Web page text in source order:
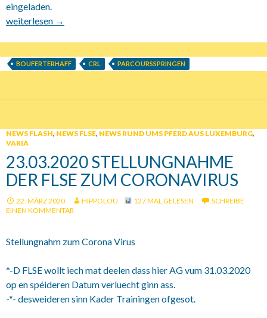
eingeladen.
26.07.2020 Parcoursspringen auf Bouferterhaff
weiterlesen →
BOUFERTERHAFF CRL PARCOURSSPRINGEN
NEWS FLASH, NEWS FLSE, NEWS RUND UMS PFERD AUS LUXEMBURG,
VARIA
23.03.2020 STELLUNGNAHME
DER FLSE ZUM CORONAVIRUS
22. MÄRZ 2020 HIPPOLOU 127 MAL GELESEN
SCHREIBE
EINEN KOMMENTAR
Stellungnahm zum Corona Virus
*-D FLSE wollt iech mat deelen dass hier AG vum 31.03.2020
op en spéideren Datum verluecht ginn ass.
-*- desweideren sinn Kader Trainingen ofgesot.